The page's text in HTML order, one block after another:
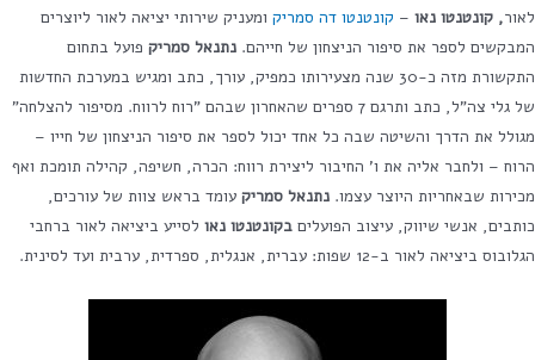
לאור, קונטנטו נאו – קונטנטו דה סמריק ומעניק שירותי יציאה לאור ליוצרים
המבקשים לספר את סיפור הניצחון של חייהם. נתנאל סמריק פועל בתחום
התקשורת מזה כ-30 שנה מצעירותו כמפיק, עורך, כתב ומגיש במערכת החדשות
של גלי צה"ל, כתב ותרגם 7 ספרים שהאחרון שבהם "רוח לרווח. מסיפור להצלחה"
מגולל את הדרך והשיטה שבה כל אחד יכול לספר את סיפור הניצחון של חייו –
הרוח – ולחבר אליה את ו' החיבור ליצירת רווח: הכרה, חשיפה, קהילה תומכת ואף
מכירות שבאחריות היוצר עצמו. נתנאל סמריק עומד בראש צוות של עורכים,
כותבים, אנשי שיווק, עיצוב הפועלים בקונטנטו נאו לסייע ביציאה לאור ברחבי
הגלובוס ביציאה לאור ב-12 שפות: עברית, אנגלית, ספרדית, ערבית ועד לסינית.